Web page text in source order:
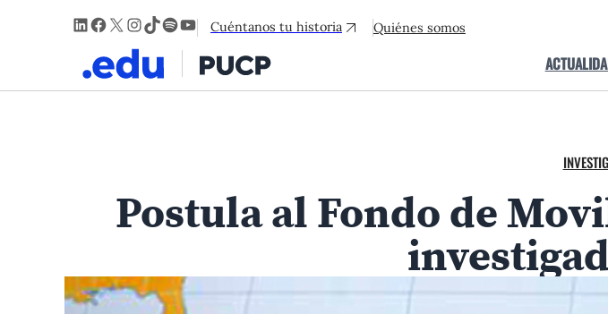
LinkedIn
Facebook
X Instagram
TikTok
Spotify
YouTube
Cuéntanos tu historia Quiénes somos
Postula al Fondo de